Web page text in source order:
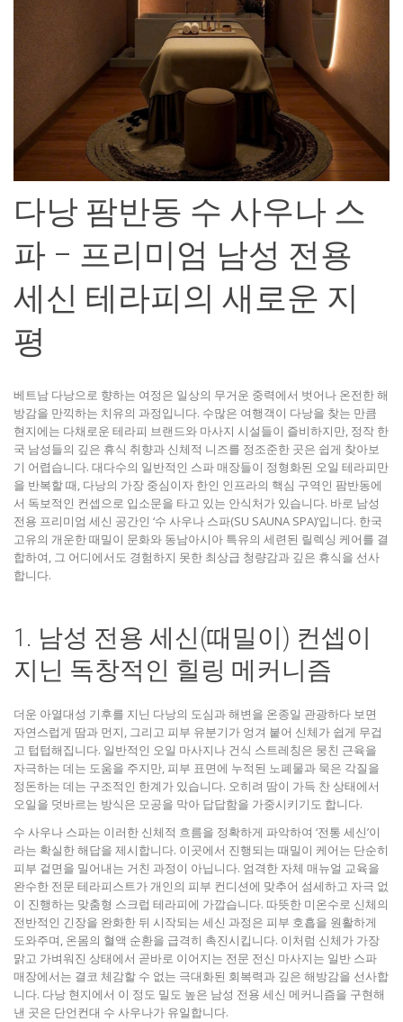
다낭 팜반동 수 사우나 스
파 – 프리미엄 남성 전용
세신 테라피의 새로운 지
평
베트남 다낭으로 향하는 여정은 일상의 무거운 중력에서 벗어나 온전한 해
방감을 만끽하는 치유의 과정입니다. 수많은 여행객이 다낭을 찾는 만큼
현지에는 다채로운 테라피 브랜드와 마사지 시설들이 즐비하지만, 정작 한
국 남성들의 깊은 휴식 취향과 신체적 니즈를 정조준한 곳은 쉽게 찾아보
기 어렵습니다. 대다수의 일반적인 스파 매장들이 정형화된 오일 테라피만
을 반복할 때, 다낭의 가장 중심이자 한인 인프라의 핵심 구역인 팜반동에
서 독보적인 컨셉으로 입소문을 타고 있는 안식처가 있습니다. 바로 남성
전용 프리미엄 세신 공간인 ‘수 사우나 스파(SU SAUNA SPA)’입니다. 한국
고유의 개운한 때밀이 문화와 동남아시아 특유의 세련된 릴렉싱 케어를 결
합하여, 그 어디에서도 경험하지 못한 최상급 청량감과 깊은 휴식을 선사
합니다.
1. 남성 전용 세신(때밀이) 컨셉이
지닌 독창적인 힐링 메커니즘
더운 아열대성 기후를 지닌 다낭의 도심과 해변을 온종일 관광하다 보면
자연스럽게 땀과 먼지, 그리고 피부 유분기가 엉겨 붙어 신체가 쉽게 무겁
고 텁텁해집니다. 일반적인 오일 마사지나 건식 스트레칭은 뭉친 근육을
자극하는 데는 도움을 주지만, 피부 표면에 누적된 노폐물과 묵은 각질을
정돈하는 데는 구조적인 한계가 있습니다. 오히려 땀이 가득 찬 상태에서
오일을 덧바르는 방식은 모공을 막아 답답함을 가중시키기도 합니다.
수 사우나 스파는 이러한 신체적 흐름을 정확하게 파악하여 ‘전통 세신’이
라는 확실한 해답을 제시합니다. 이곳에서 진행되는 때밀이 케어는 단순히
피부 겉면을 밀어내는 거친 과정이 아닙니다. 엄격한 자체 매뉴얼 교육을
완수한 전문 테라피스트가 개인의 피부 컨디션에 맞추어 섬세하고 자극 없
이 진행하는 맞춤형 스크럽 테라피에 가깝습니다. 따뜻한 미온수로 신체의
전반적인 긴장을 완화한 뒤 시작되는 세신 과정은 피부 호흡을 원활하게
도와주며, 온몸의 혈액 순환을 급격히 촉진시킵니다. 이처럼 신체가 가장
맑고 가벼워진 상태에서 곧바로 이어지는 전문 전신 마사지는 일반 스파
매장에서는 결코 체감할 수 없는 극대화된 회복력과 깊은 해방감을 선사합
니다. 다낭 현지에서 이 정도 밀도 높은 남성 전용 세신 메커니즘을 구현해
낸 곳은 단언컨대 수 사우나가 유일합니다.